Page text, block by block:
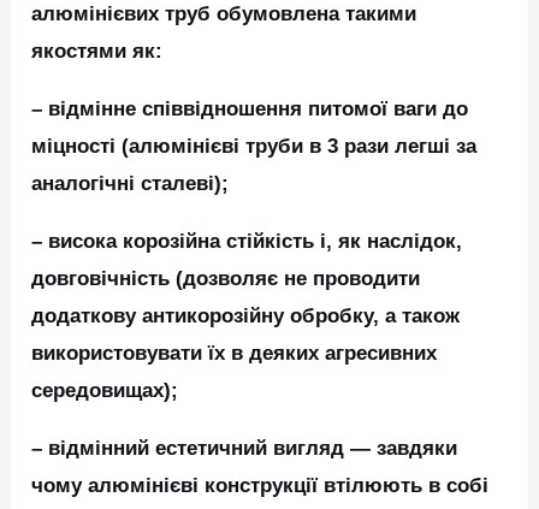
алюмінієвих труб обумовлена такими
якостями як:
– відмінне співвідношення питомої ваги до
міцності (алюмінієві труби в 3 рази легші за
аналогічні сталеві);
– висока корозійна стійкість і, як наслідок,
довговічність (дозволяє не проводити
додаткову антикорозійну обробку, а також
використовувати їх в деяких агресивних
середовищах);
– відмінний естетичний вигляд ― завдяки
чому алюмінієві конструкції втілюють в собі